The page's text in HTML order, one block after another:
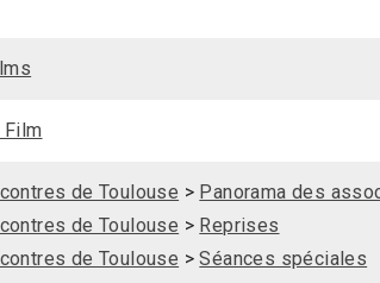
Film
de Toulouse > Panorama des
de Toulouse > Reprises
de Toulouse >Séances spéciales